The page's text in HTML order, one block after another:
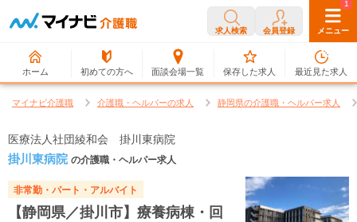
求人検索 会員登録 メニュー
ホーム 初めての方へ 面談会場一覧
0
保存した求人
1
最近見た求人
マイナビ介護職 介護職・ヘルパーの求人 静岡県の介護職・ヘルパー求人
医療法人社団綾和会 掛川東病院
掛川東病院 の介護職・ヘルパー求人
非常勤・パート・アルバイト
【静岡県／掛川市】療養病棟・回